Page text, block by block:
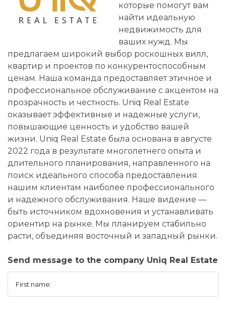
которые помогут вам
найти идеальную
недвижимость для
ваших нужд. Мы
предлагаем широкий выбор роскошных вилл,
квартир и проектов по конкурентоспособным
ценам. Наша команда предоставляет этичное и
профессиональное обслуживание с акцентом на
прозрачность и честность. Uniq Real Estate
оказывает эффективные и надежные услуги,
повышающие ценность и удобство вашей
жизни. Uniq Real Estate была основана в августе
2022 года в результате многолетнего опыта и
длительного планирования, направленного на
поиск идеального способа предоставления
нашим клиентам наиболее профессионального
и надежного обслуживания. Наше видение —
быть источником вдохновения и устанавливать
ориентир на рынке. Мы планируем стабильно
расти, объединяя восточный и западный рынки.
Send message to the company Uniq Real Estate
First name: